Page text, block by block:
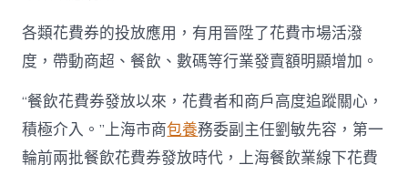
各類花費券的投放應用，有用晉陞了花費市場活潑
度，帶動商超、餐飲、數碼等行業發賣額明顯增加。
“餐飲花費券發放以來，花費者和商戶高度追蹤關心，
積極介入。”上海市商包養務委副主任劉敏先容，第一
輪前兩批餐飲花費券發放時代，上海餐飲業線下花費